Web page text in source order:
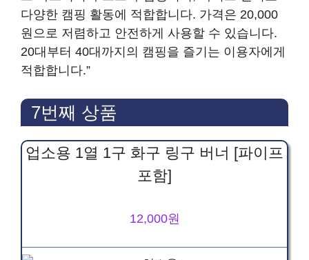
다양한 캠핑 활동에 적합합니다. 가격은 20,000
원으로 저렴하고 안전하게 사용할 수 있습니다.
20대부터 40대까지의 캠핑을 즐기는 이용자에게
적합합니다.”
7번째 상품
업소용 1열 1구 화구 링구 버너 [파이프
포함]
12,000원